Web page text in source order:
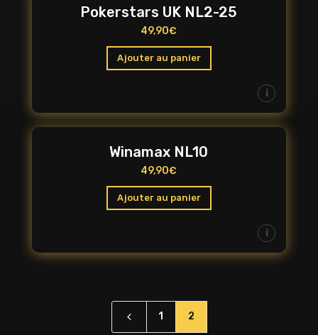
Pokerstars UK NL2-25
49,90€
Ajouter au panier
i
Winamax NL10
49,90€
Ajouter au panier
i
4 1 2